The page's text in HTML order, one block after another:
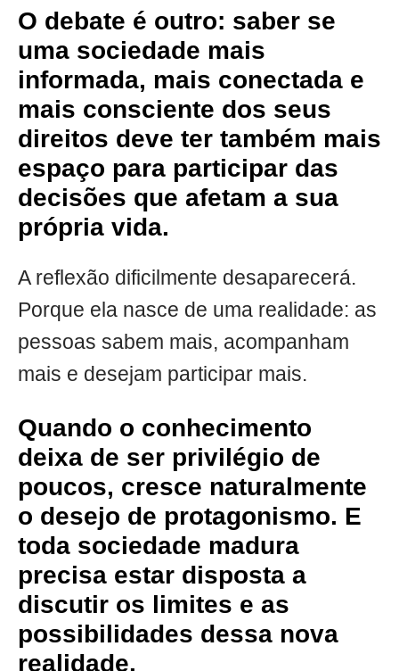
O debate é outro: saber se
uma sociedade mais
informada, mais conectada e
mais consciente dos seus
direitos deve ter também mais
espaço para participar das
decisões que afetam a sua
própria vida.
A reflexão dificilmente desaparecerá.
Porque ela nasce de uma realidade: as
pessoas sabem mais, acompanham
mais e desejam participar mais.
Quando o conhecimento
deixa de ser privilégio de
poucos, cresce naturalmente
o desejo de protagonismo. E
toda sociedade madura
precisa estar disposta a
discutir os limites e as
possibilidades dessa nova
realidade.